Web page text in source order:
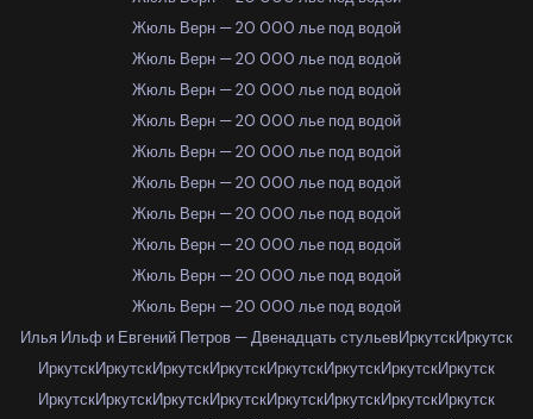
Жюль Верн — 20 000 лье под водой
Жюль Верн — 20 000 лье под водой
Жюль Верн — 20 000 лье под водой
Жюль Верн — 20 000 лье под водой
Жюль Верн — 20 000 лье под водой
Жюль Верн — 20 000 лье под водой
Жюль Верн — 20 000 лье под водой
Жюль Верн — 20 000 лье под водой
Жюль Верн — 20 000 лье под водой
Жюль Верн — 20 000 лье под водой
Илья Ильф и Евгений Петров — Двенадцать стульевИркутскИркутск
ИркутскИркутскИркутскИркутскИркутскИркутскИркутскИркутск
ИркутскИркутскИркутскИркутскИркутскИркутскИркутскИркутск